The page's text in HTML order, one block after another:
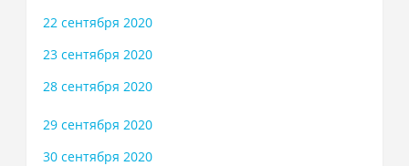
22 сентября 2020
23 сентября 2020
28 сентября 2020
29 сентября 2020
30 сентября 2020